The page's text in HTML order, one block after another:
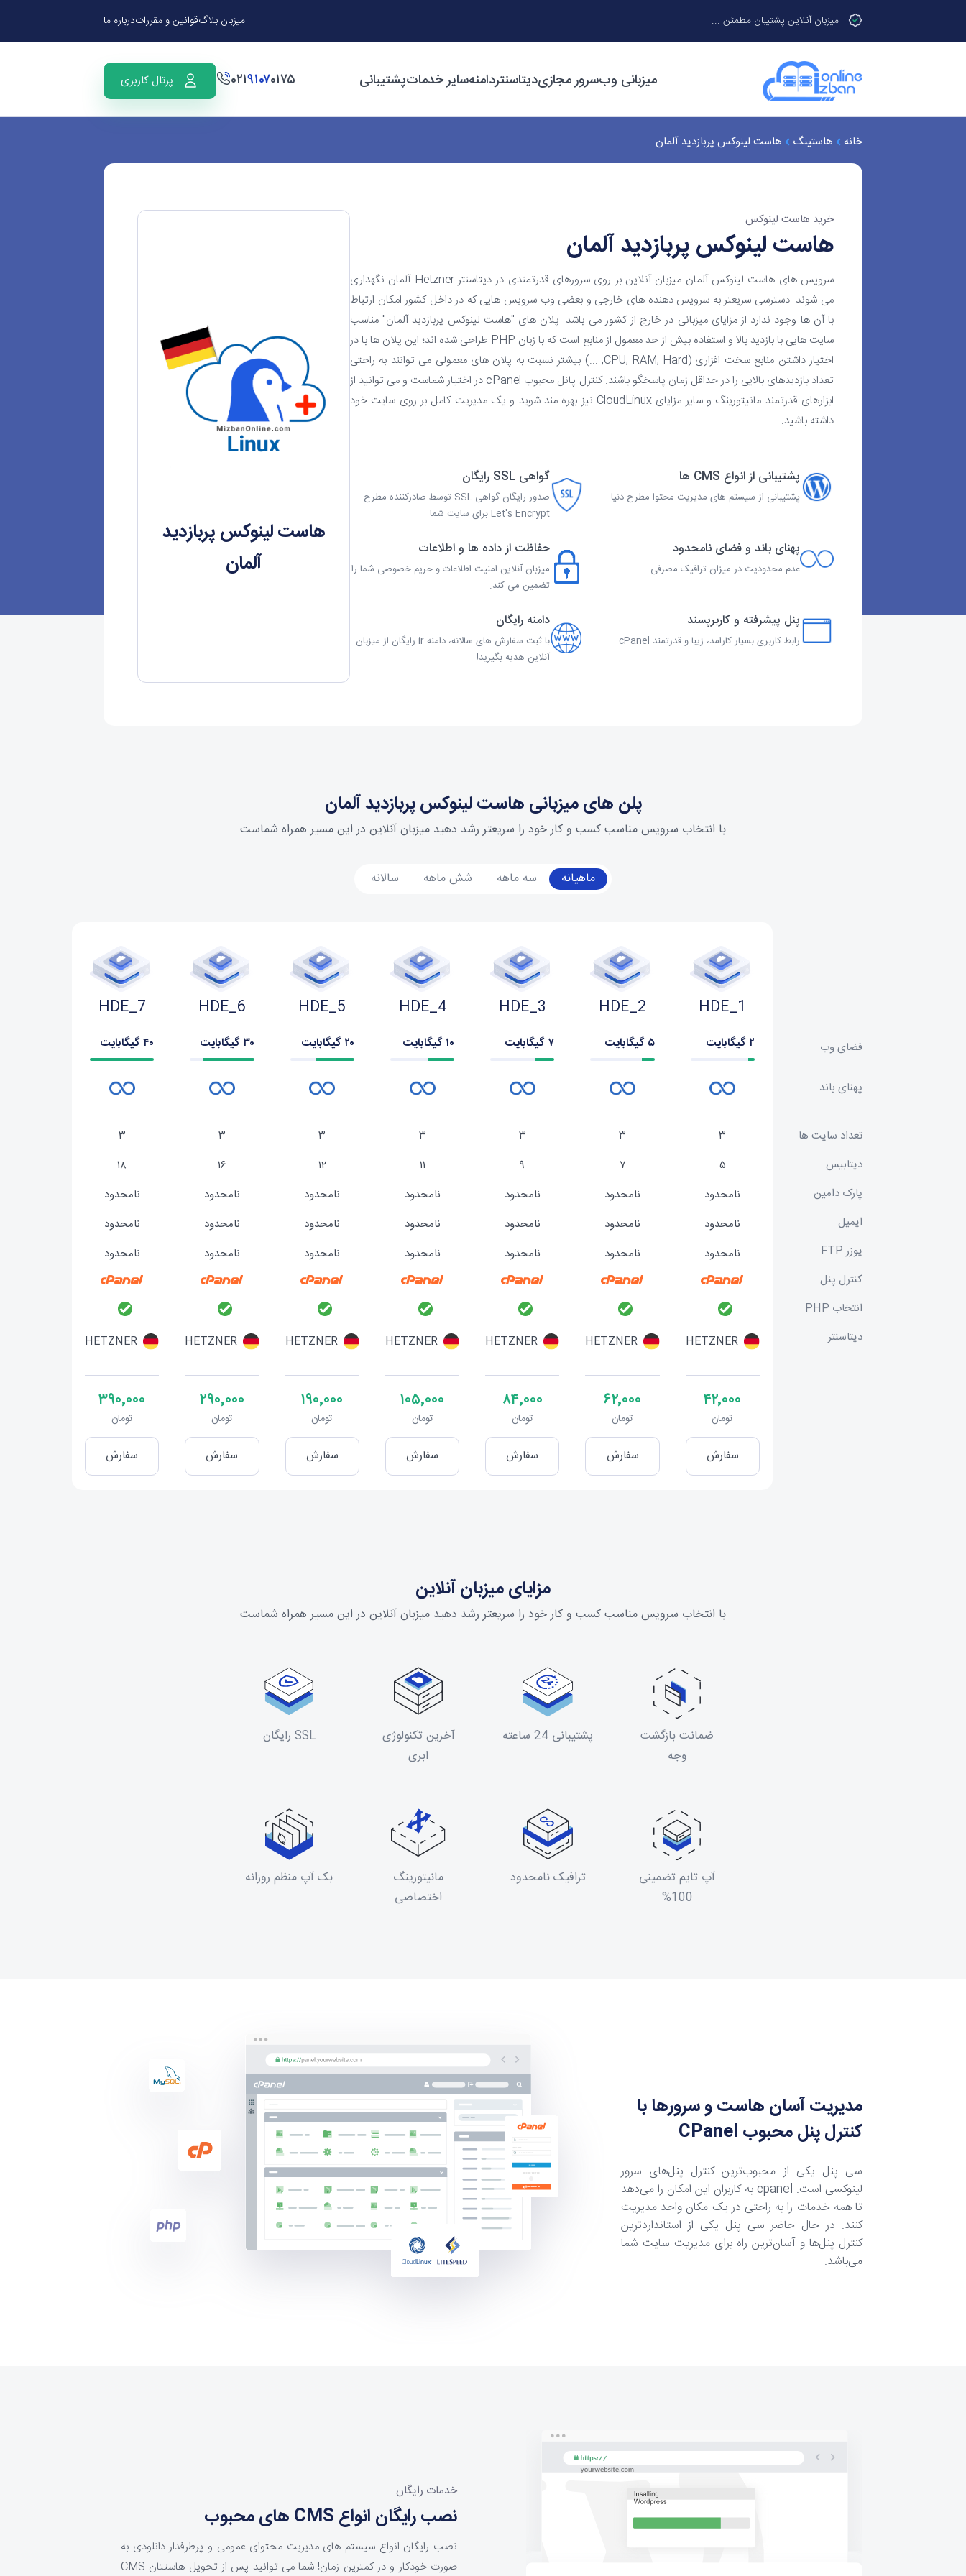
میزبان آنلاین پشتیبان مطمئن ... میزبان بلاگقوانین و مقرراتدرباره ما
میزبانی وبسرور مجازیدیتاسنتردامنهسایر خدماتپشتیبانی ۰۲۱۹۱۰۷۰۱۷۵ پرتال کاربری
خانه هاستینگ هاست لینوکس پربازدید آلمان
خرید هاست لینوکس
هاست لینوکس پربازدید آلمان
سرویس های هاست لینوکس آلمان میزبان آنلاین بر روی سرورهای قدرتمندی در دیتاسنتر Hetzner آلمان نگهداری
می شوند. دسترسی سریعتر به سرویس دهنده های خارجی و بعضی وب سرویس هایی که در داخل کشور امکان ارتباط
با آن ها وجود ندارد از مزایای میزبانی در خارج از کشور می باشد. پلان های "هاست لینوکس پربازدید آلمان" مناسب
سایت هایی با بازدید بالا و استفاده بیش از حد معمول از منابع است که با زبان PHP طراحی شده اند؛ این پلان ها با در
اختیار داشتن منابع سخت افزاری (CPU, RAM, Hard, ...) بیشتر نسبت به پلان های معمولی می توانند به راحتی
تعداد بازدیدهای بالایی را در حداقل زمان پاسخگو باشند. کنترل پانل محبوب cPanel در اختیار شماست و می توانید از
ابزارهای قدرتمند مانیتورینگ و سایر مزایای CloudLinux نیز بهره مند شوید و یک مدیریت کامل بر روی سایت خود
داشته باشید.
پشتیبانی از انواع CMS ها
پشتیبانی از سیستم های مدیریت محتوا مطرح دنیا
گواهی SSL رایگان
صدور رایگان گواهی SSL توسط صادرکننده مطرح
Let's Encrypt برای سایت شما
پهنای باند و فضای نامحدود
عدم محدودیت در میزان ترافیک مصرفی
حفاظت از داده ها و اطلاعات
میزبان آنلاین امنیت اطلاعات و حریم خصوصی شما را
تضمین می کند.
پنل پیشرفته و کاربرپسند
رابط کاربری بسیار کارامد، زیبا و قدرتمند cPanel
دامنه رایگان
با ثبت سفارش های سالانه، دامنه ir رایگان از میزبان
آنلاین هدیه بگیرید!
هاست لینوکس پربازدید
آلمان
پلن های میزبانی هاست لینوکس پربازدید آلمان
با انتخاب سرویس مناسب کسب و کار خود را سریعتر رشد دهید میزبان آنلاین در این مسیر همراه شماست
ماهیانه سه ماهه شش ماهه سالانه
فضای وب
پهنای باند
تعداد سایت ها
دیتابیس
پارک دامین
ایمیل
یوزر FTP
کنترل پنل
انتخاب PHP
دیتاسنتر
HDE_1
۲ گیگابایت
۳
۵
نامحدود
نامحدود
نامحدود
HETZNER
۴۲٬۰۰۰
تومان
سفارش
HDE_2
۵ گیگابایت
۳
۷
نامحدود
نامحدود
نامحدود
HETZNER
۶۲٬۰۰۰
تومان
سفارش
HDE_3
۷ گیگابایت
۳
۹
نامحدود
نامحدود
نامحدود
HETZNER
۸۴٬۰۰۰
تومان
سفارش
HDE_4
۱۰ گیگابایت
۳
۱۱
نامحدود
نامحدود
نامحدود
HETZNER
۱۰۵٬۰۰۰
تومان
سفارش
HDE_5
۲۰ گیگابایت
۳
۱۲
نامحدود
نامحدود
نامحدود
HETZNER
۱۹۰٬۰۰۰
تومان
سفارش
HDE_6
۳۰ گیگابایت
۳
۱۶
نامحدود
نامحدود
نامحدود
HETZNER
۲۹۰٬۰۰۰
تومان
سفارش
HDE_7
۴۰ گیگابایت
۳
۱۸
نامحدود
نامحدود
نامحدود
HETZNER
۳۹۰٬۰۰۰
تومان
سفارش
مزایای میزبان آنلاین
با انتخاب سرویس مناسب کسب و کار خود را سریعتر رشد دهید میزبان آنلاین در این مسیر همراه شماست
ضمانت بازگشت
وجه
پشتیبانی 24 ساعته
آخرین تکنولوژی
ابری
SSL رایگان
آپ تایم تضمینی
100%
ترافیک نامحدود
مانیتورینگ
اختصاصی
بک آپ منظم روزانه
مدیریت آسان هاست و سرورها با
کنترل پنل محبوب CPanel
سی پنل یکی از محبوب‌ترین کنترل پنل‌های سرور
لینوکسی است. cpanel به کاربران این امکان را می‌دهد
تا همه خدمات را به راحتی در یک مکان واحد مدیریت
کنند. در حال حاضر سی پنل یکی از استانداردترین
کنترل‌ پنل‌ها و آسان‌ترین راه برای مدیریت سایت شما
می‌باشد.
خدمات رایگان
نصب رایگان انواع CMS های محبوب
نصب رایگان انواع سیستم های مدیریت محتوای عمومی و پرطرفدار دانلودی به
صورت خودکار و در کمترین زمان! شما می توانید پس از تحویل هاستتان CMS